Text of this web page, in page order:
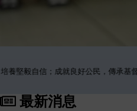
自信；成就良好公民，傳承基督精神。
最新消息